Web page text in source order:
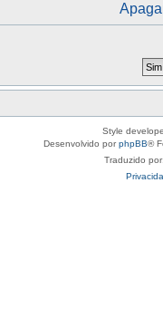
Style
Desenvolvido porphpBB®
Traduzido por: